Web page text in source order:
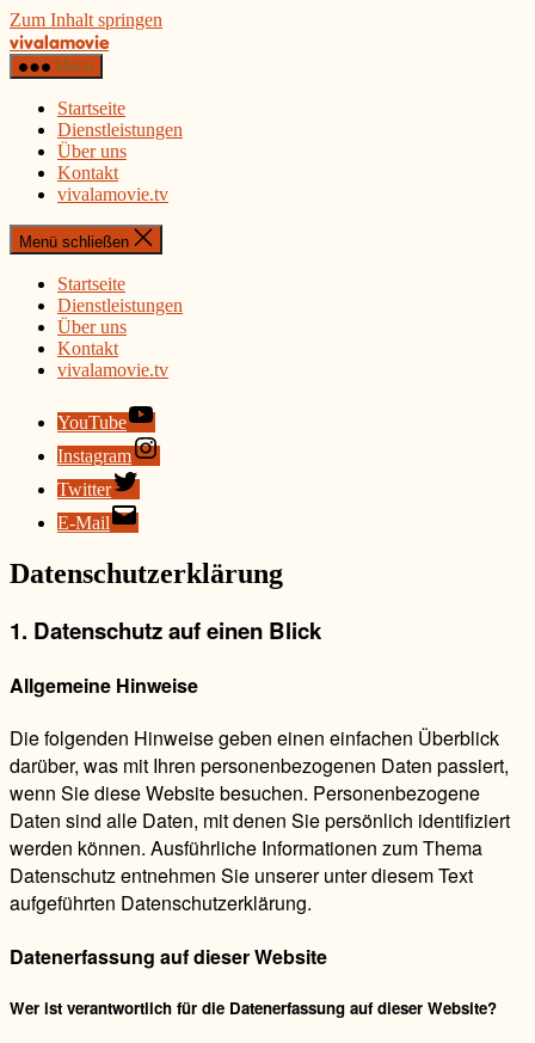
Zum Inhalt springen
vivalamovie
Menü
Startseite
Dienstleistungen
Über uns
Kontakt
vivalamovie.tv
Menü schließen
Startseite
Dienstleistungen
Über uns
Kontakt
vivalamovie.tv
YouTube
Instagram
Twitter
E-Mail
Datenschutzerklärung
1. Datenschutz auf einen Blick
Allgemeine Hinweise
Die folgenden Hinweise geben einen einfachen Überblick
darüber, was mit Ihren personenbezogenen Daten passiert,
wenn Sie diese Website besuchen. Personenbezogene
Daten sind alle Daten, mit denen Sie persönlich identifiziert
werden können. Ausführliche Informationen zum Thema
Datenschutz entnehmen Sie unserer unter diesem Text
aufgeführten Datenschutzerklärung.
Datenerfassung auf dieser Website
Wer ist verantwortlich für die Datenerfassung auf dieser Website?